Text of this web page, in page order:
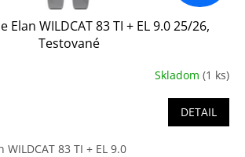
Elan WILDCAT 83 TI + EL 9.0 25/26,
Testované
Skladom (1 ks)
DETAIL
83 TI + EL 9.0